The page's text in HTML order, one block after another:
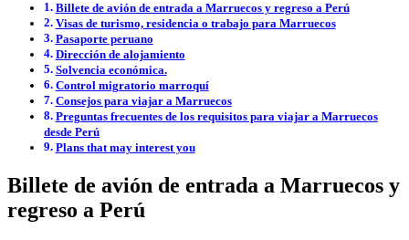
Billete de avión de entrada a Marruecos y regreso a Perú
Visas de turismo, residencia o trabajo para Marruecos
Pasaporte peruano
Dirección de alojamiento
Solvencia económica.
Control migratorio marroquí
Consejos para viajar a Marruecos
Preguntas frecuentes de los requisitos para viajar a Marruecos
desde Perú
Plans that may interest you
Billete de avión de entrada a Marruecos y
regreso a Perú